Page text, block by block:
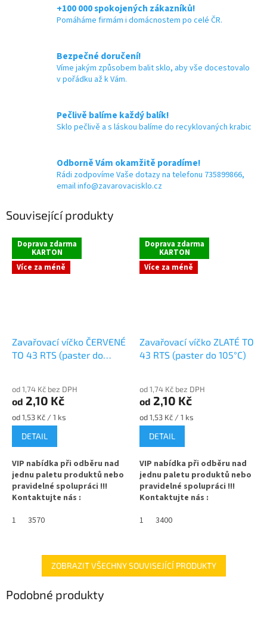
+100 000 spokojených zákazníků!
Pomáháme firmám i domácnostem po celé ČR.
Bezpečné doručení!
Víme jakým způsobem balit sklo, aby vše docestovalo
v pořádku až k Vám.
Pečlivě balíme každý balík!
Sklo pečlivě a s láskou balíme do recyklovaných krabic
Odborně Vám okamžitě poradíme!
Rádi zodpovíme Vaše dotazy na telefonu 735899866,
email info@zavarovacisklo.cz
Související produkty
Doprava zdarma
KARTON
Více za méně
Zavařovací víčko ČERVENÉ
TO 43 RTS (paster do
od 1,74 Kč bez DPH
od 2,10 Kč
Měrná
cena:
od 1,53 Kč / 1 ks
DETAIL
VIP nabídka při odběru nad
jednu paletu produktů nebo
pravidelné spolupráci !!!
Kontaktujte nás :
✅ Šroubovací víčko pro snadné
otevření sklenice
✅ Různé varianty víček TO 43
1 3570
Doprava zdarma
KARTON
Více za méně
Zavařovací víčko ZLATÉ TO
43 RTS (paster do 105°C)
od 1,74 Kč bez DPH
od 2,10 Kč
Měrná
cena:
od 1,53 Kč / 1 ks
DETAIL
VIP nabídka při odběru nad
jednu paletu produktů nebo
pravidelné spolupráci !!!
Kontaktujte nás :
✅ Šroubovací víčko pro snadné
otevření sklenice
1 3400
ZOBRAZIT VŠECHNY SOUVISEJÍCÍ PRODUKTY
Podobné produkty